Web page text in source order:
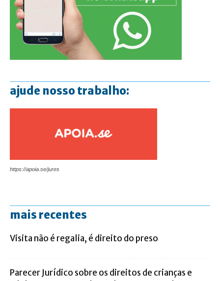
ajude nosso trabalho:
https://apoia.se/jures
mais recentes
Visita não é regalia, é direito do preso
Parecer Jurídico sobre os direitos de crianças e